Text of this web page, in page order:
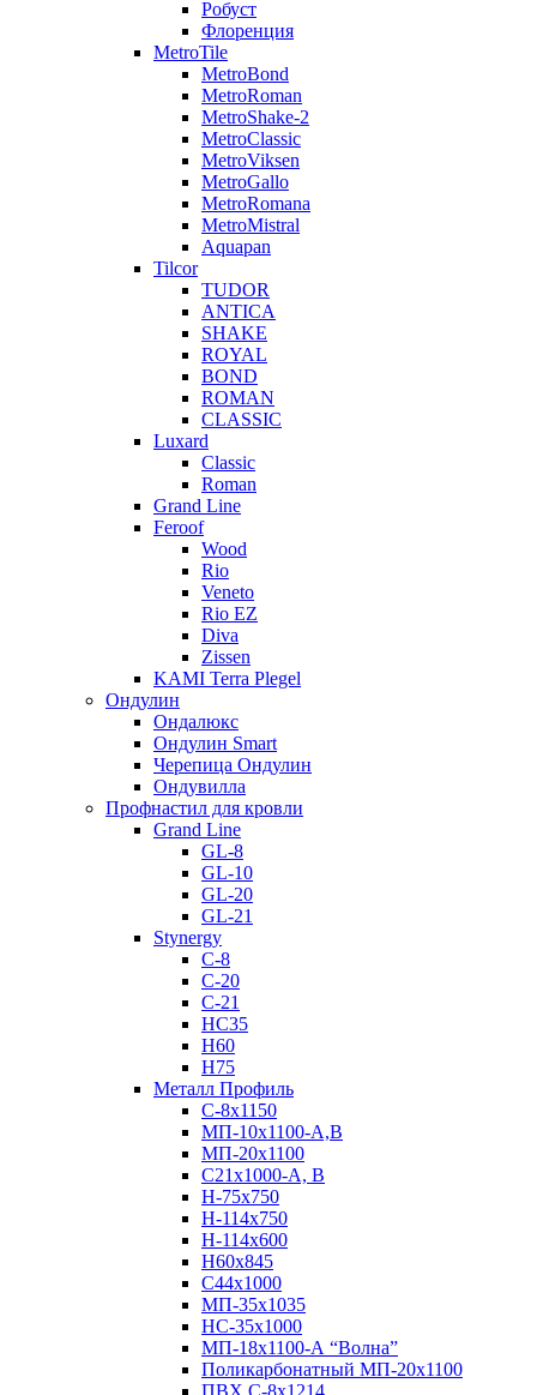
Робуст
Флоренция
MetroTile
MetroBond
MetroRoman
MetroShake-2
MetroClassic
MetroViksen
MetroGallo
MetroRomana
MetroMistral
Aquapan
Tilcor
TUDOR
ANTICA
SHAKE
ROYAL
BOND
ROMAN
CLASSIC
Luxard
Classic
Roman
Grand Line
Feroof
Wood
Rio
Veneto
Rio EZ
Diva
Zissen
KAMI Terra Plegel
Ондулин
Ондалюкс
Ондулин Smart
Черепица Ондулин
Ондувилла
Профнастил для кровли
Grand Line
GL-8
GL-10
GL-20
GL-21
Stynergy
C-8
C-20
C-21
НС35
Н60
H75
Металл Профиль
С-8х1150
МП-10x1100-А,В
МП-20х1100
С21х1000-А, В
H-75х750
Н-114х750
Н-114х600
Н60х845
С44х1000
МП-35х1035
НС-35х1000
МП-18х1100-А “Волна”
Поликарбонатный МП-20х1100